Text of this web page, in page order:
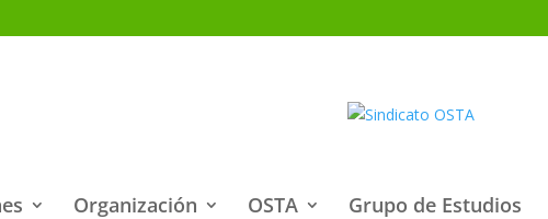
Organización OSTA Grupo de Estudios